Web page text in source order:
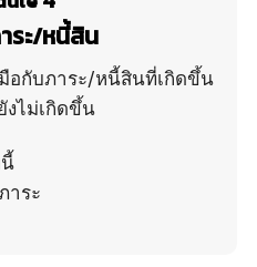
ระ/หนี้สิน
อกับภาระ/หนี้สินที่เกิดขึ้น
งไม่เกิดขึ้น
าระ